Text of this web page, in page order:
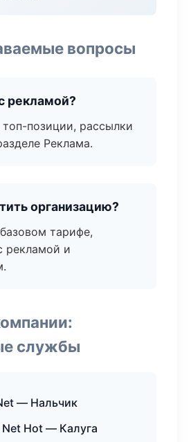
вопросы
рекламой?
позиции, рассылки
Реклама.
организацию?
тарифе,
и
службы
— Нальчик
Hot — Калуга